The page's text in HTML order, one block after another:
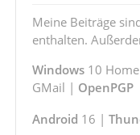
Meine Beiträge
enthalten.
Windows10
GMail | OpenPGP
Android 16 |